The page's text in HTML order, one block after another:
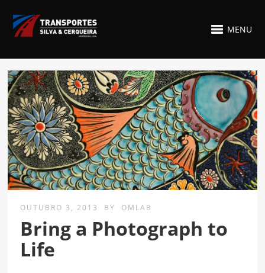
MENU
OUTUBRO 3, 2013 BY OMLAB
Bring a Photograph to
Life